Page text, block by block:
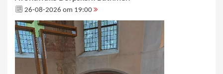
26-08-2026 om 19:00